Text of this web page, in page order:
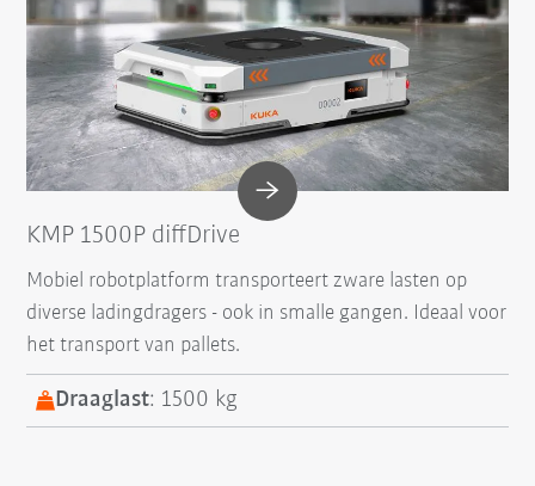
KMP 1500P diffDrive
Mobiel robotplatform transporteert zware lasten op
diverse ladingdragers - ook in smalle gangen. Ideaal voor
het transport van pallets.
Draaglast: 1500 kg